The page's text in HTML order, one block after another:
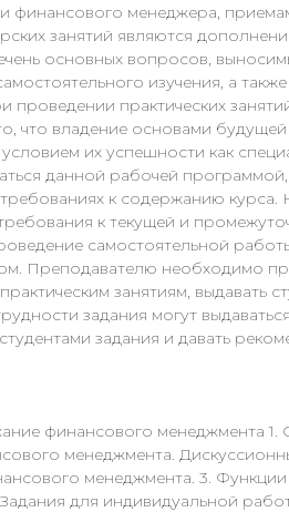
финансового менеджера,
занятий являются
основных вопросов,
изучения, а
проведении практических
что владение основами
их успешности как
данной рабочей
к содержанию
к текущей и
самостоятельной
Преподавателю необходимо
занятиям, выдавать
задания могут
задания и давать
финансового менеджмента
менеджмента.
менеджмента. 3.
для индивидуальной